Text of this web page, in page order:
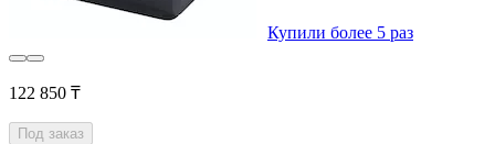
Купили более 5 раз
122 850 ₸
Под заказ